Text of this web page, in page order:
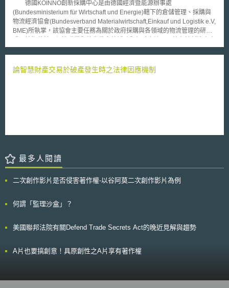
型態。同時，最終規則除設有若干豁免交易類型外，也定有一般及特別許可
交易規定，並授權司法部得核發、修改或撤銷前述許可。一般許可交易的類
型將由總檢察長另行公布；特別許可則由總檢察長依個案酌情例外核准。
該規則課予交易方持續報告（reporting）、盡職調查（due diligence）、
資訊或美國國民大量敏感個人資訊之商業交易，例如投資、雇傭、資料仲介
人獲取該類特定資訊的風險。最後，該規則定有民事罰款（37萬美金以
德國KOINNO創新採購中心是由德國經濟暨能源辦事處
(Bundesministerium für Wirtschaft und Energie)轄下的倉儲管理、採購與
物流經濟協會(Bundesverband Materialwirtschaft,Einkauf und Logistik e.V,
BME)所執掌，該協會主要任務為關於政府採購與各領域的物流管理的研發
趨勢、經濟發展與鼓勵創新。而KOINNO創新採購中心的成立宗旨即是持續
與最佳練習。 其中政府採購方面，BME在2004年建立該平臺，其功能
論智慧財產交易於破產發生時之法律因應機制
最多人閱讀
二次創作影片是否侵害著作權-以谷阿莫二次創作影片為例
何謂「監理沙盒」？
美國聯邦法院有關Defend Trade Secrets Act的晚近見解與趨勢
A片也要搞創意！具原創性之A片享有著作權